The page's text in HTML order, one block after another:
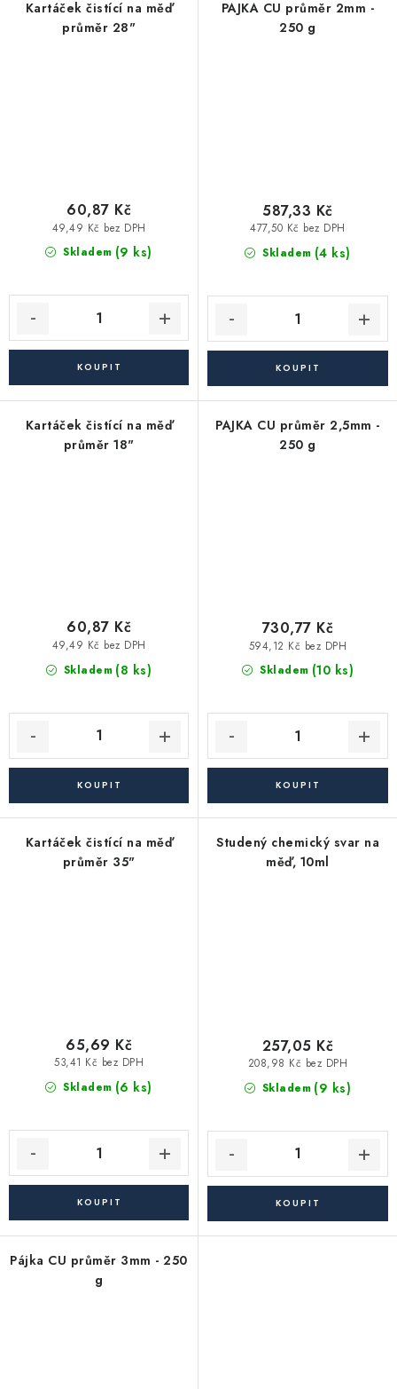
Kartáček čistící na měď
průměr 28"
Skladem (9 ks)
49,49 Kč bez DPH
60,87 Kč
PAJKA CU průměr 2mm -
250 g
Skladem (4 ks)
477,50 Kč bez DPH
587,33 Kč
Kartáček čistící na měď
průměr 18"
Skladem (8 ks)
49,49 Kč bez DPH
60,87 Kč
PAJKA CU průměr 2,5mm -
250 g
Skladem (10 ks)
594,12 Kč bez DPH
730,77 Kč
Kartáček čistící na měď
průměr 35"
Skladem (6 ks)
53,41 Kč bez DPH
65,69 Kč
Studený chemický svar na
měď, 10ml
Skladem (9 ks)
208,98 Kč bez DPH
257,05 Kč
Pájka CU průměr 3mm - 250
g